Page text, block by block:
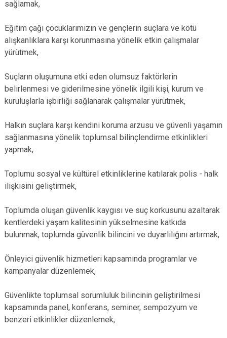
sağlamak,
Eğitim çağı çocuklarımızın ve gençlerin suçlara ve kötü
alışkanlıklara karşı korunmasına yönelik etkin çalışmalar
yürütmek,
Suçların oluşumuna etki eden olumsuz faktörlerin
belirlenmesi ve giderilmesine yönelik ilgili kişi, kurum ve
kuruluşlarla işbirliği sağlanarak çalışmalar yürütmek,
Halkın suçlara karşı kendini koruma arzusu ve güvenli yaşamın
sağlanmasına yönelik toplumsal bilinçlendirme etkinlikleri
yapmak,
Toplumu sosyal ve kültürel etkinliklerine katılarak polis - halk
ilişkisini geliştirmek,
Toplumda oluşan güvenlik kaygısı ve suç korkusunu azaltarak
kentlerdeki yaşam kalitesinin yükselmesine katkıda
bulunmak, toplumda güvenlik bilincini ve duyarlılığını artırmak,
Önleyici güvenlik hizmetleri kapsamında programlar ve
kampanyalar düzenlemek,
Güvenlikte toplumsal sorumluluk bilincinin geliştirilmesi
kapsamında panel, konferans, seminer, sempozyum ve
benzeri etkinlikler düzenlemek,